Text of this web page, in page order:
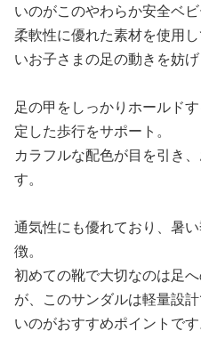
いのがこのやわらか安全ベビ
柔軟性に優れた素材を使用
いお子さまの足の動きを妨げ
足の甲をしっかりホールド
定した歩行をサポート。
カラフルな配色が目を引き
す。
通気性にも優れており、暑
徴。
初めての靴で大切なのは足
が、このサンダルは軽量設
いのがおすすめポイントです